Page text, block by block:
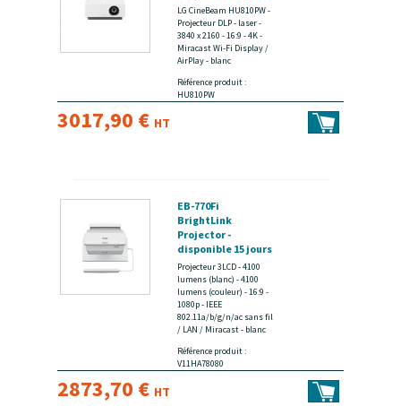
LG CineBeam HU810PW -
Projecteur DLP - laser -
3840 x 2160 - 16:9 - 4K -
Miracast Wi-Fi Display /
AirPlay - blanc
Référence produit :
HU810PW
3017,90 € HT
EB-770Fi
BrightLink
Projector -
disponible 15 jours
Projecteur 3LCD - 4100
lumens (blanc) - 4100
lumens (couleur) - 16:9 -
1080p - IEEE
802.11a/b/g/n/ac sans fil
/ LAN / Miracast - blanc
Référence produit :
V11HA78080
2873,70 € HT